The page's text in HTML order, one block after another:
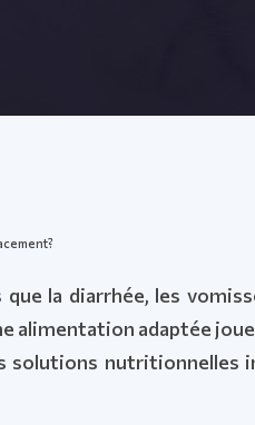
la diarrhée, les
alimentation adaptée
solutions